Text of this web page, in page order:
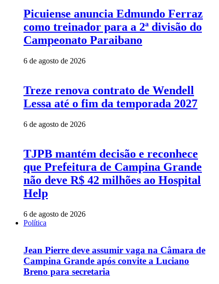
Picuiense anuncia Edmundo Ferraz
como treinador para a 2ª divisão do
Campeonato Paraibano
6 de agosto de 2026
Treze renova contrato de Wendell
Lessa até o fim da temporada 2027
6 de agosto de 2026
TJPB mantém decisão e reconhece
que Prefeitura de Campina Grande
não deve R$ 42 milhões ao Hospital
Help
6 de agosto de 2026
Política
Jean Pierre deve assumir vaga na Câmara de
Campina Grande após convite a Luciano
Breno para secretaria